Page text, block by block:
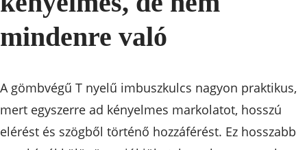
mindenre való
A gömbvégű T nyelű imbuszkulcs nagyon praktikus,
mert egyszerre ad kényelmes markolatot, hosszú
elérést és szögből történő hozzáférést. Ez hosszabb